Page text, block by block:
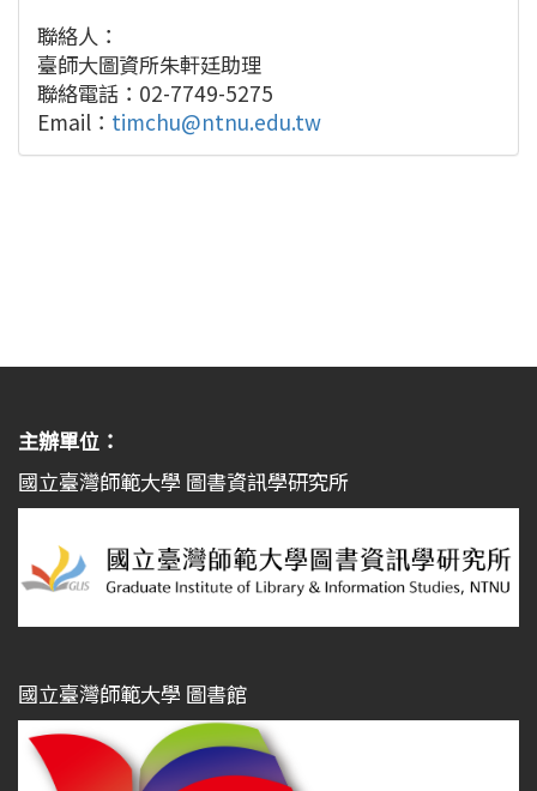
聯絡人：
臺師大圖資所朱軒廷助理
聯絡電話：02-7749-5275
Email： timchu@ntnu.edu.tw
主辦單位：
國立臺灣師範大學 圖書資訊學研究所
國立臺灣師範大學 圖書館